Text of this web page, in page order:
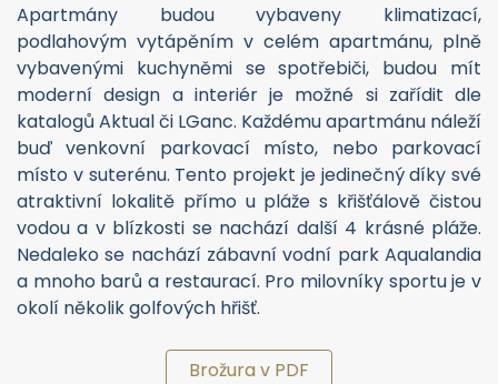
Apartmány budou vybaveny klimatizací,
podlahovým vytápěním v celém apartmánu, plně
vybavenými kuchyněmi se spotřebiči, budou mít
moderní design a interiér je možné si zařídit dle
katalogů Aktual či LGanc. Každému apartmánu náleží
buď venkovní parkovací místo, nebo parkovací
místo v suterénu. Tento projekt je jedinečný díky své
atraktivní lokalitě přímo u pláže s křišťálově čistou
vodou a v blízkosti se nachází další 4 krásné pláže.
Nedaleko se nachází zábavní vodní park Aqualandia
a mnoho barů a restaurací. Pro milovníky sportu je v
okolí několik golfových hřišť.
Brožura v PDF